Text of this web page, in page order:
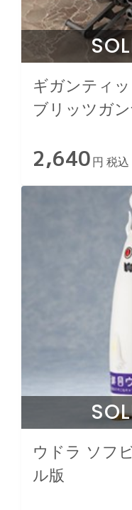
ギガンティ
ブリッツガ
2,640 円 税込
ウドラ ソフ
ル版